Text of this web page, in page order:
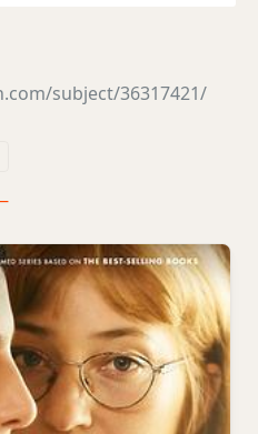
subject/36317421/